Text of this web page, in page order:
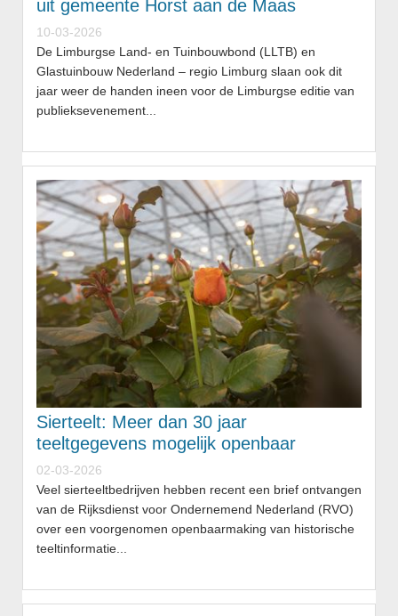
uit gemeente Horst aan de Maas
10-03-2026
De Limburgse Land- en Tuinbouwbond (LLTB) en
Glastuinbouw Nederland – regio Limburg slaan ook dit
jaar weer de handen ineen voor de Limburgse editie van
publieksevenement...
Sierteelt: Meer dan 30 jaar
teeltgegevens mogelijk openbaar
02-03-2026
Veel sierteeltbedrijven hebben recent een brief ontvangen
van de Rijksdienst voor Ondernemend Nederland (RVO)
over een voorgenomen openbaarmaking van historische
teeltinformatie...